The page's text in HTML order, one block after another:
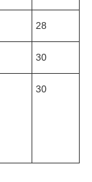
28
30
30